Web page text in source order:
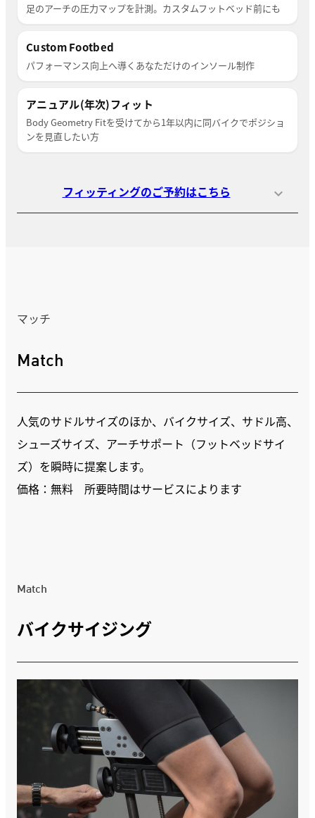
足のアーチの圧力マップを計測。カスタムフットベッド前にも
Custom Footbed
パフォーマンス向上へ導くあなただけのインソール制作
アニュアル(年次)フィット
Body Geometry Fitを受けてから1年以内に同バイクでポジショ
ンを見直したい方
フィッティングのご予約はこちら
マッチ
Match
人気のサドルサイズのほか、バイクサイズ、サドル高、
シューズサイズ、アーチサポート（フットベッドサイ
ズ）を瞬時に提案します。
価格：無料 所要時間はサービスによります
Match
バイクサイジング